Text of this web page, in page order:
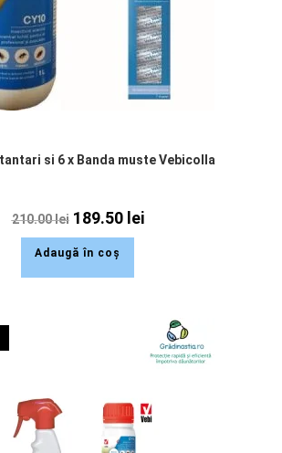
tantari si 6 x Banda muste Vebicolla
210.00lei 189.50 lei
Adaugă în coș